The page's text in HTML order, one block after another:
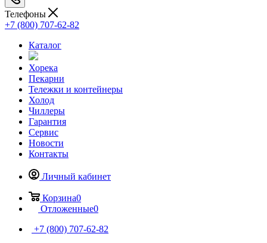
Телефоны
+7 (800) 707-62-82
Каталог
Хорека
Пекарни
Тележки и контейнеры
Холод
Чиллеры
Гарантия
Сервис
Новости
Контакты
Личный кабинет
Корзина0
Отложенные0
+7 (800) 707-62-82